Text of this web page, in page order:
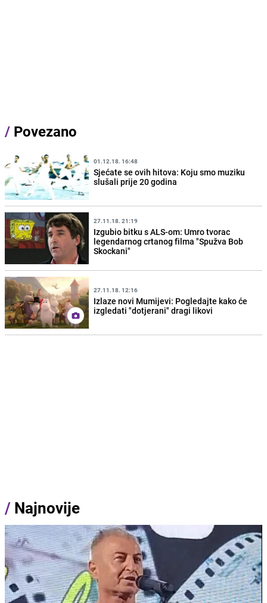
/ Povezano
01.12.18. 16:48
Sjećate se ovih hitova: Koju smo muziku
slušali prije 20 godina
27.11.18. 21:19
Izgubio bitku s ALS-om: Umro tvorac
legendarnog crtanog filma "Spužva Bob
Skockani"
27.11.18. 12:16
Izlaze novi Mumijevi: Pogledajte kako će
izgledati "dotjerani" dragi likovi
/ Najnovije